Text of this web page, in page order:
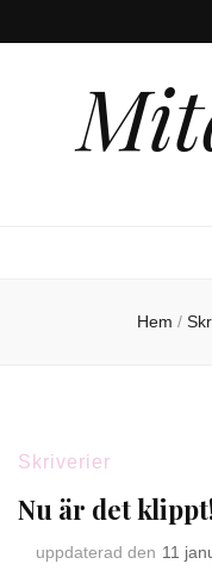
Hem /
Skriverier
Nu är det
uppdaterad den 11